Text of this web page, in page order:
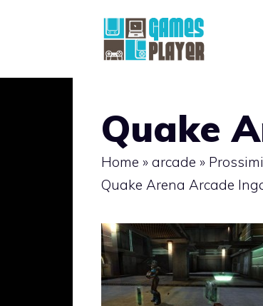
Quake
Home » arcade »
Quake Arena Arcade